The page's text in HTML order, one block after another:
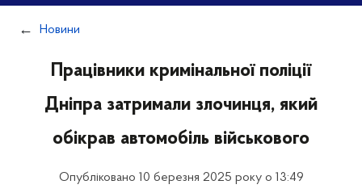
Новини
Працівники кримінальної поліції
Дніпра затримали злочинця, який
обікрав автомобіль військового
Опубліковано 10 березня 2025 року о 13:49